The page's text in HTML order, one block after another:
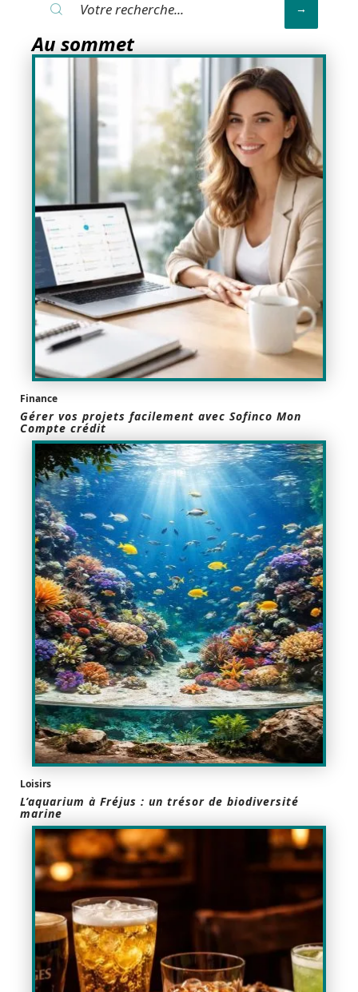
Au sommet
Finance
Gérer vos projets facilement avec Sofinco Mon
Compte crédit
Loisirs
L’aquarium à Fréjus : un trésor de biodiversité
marine